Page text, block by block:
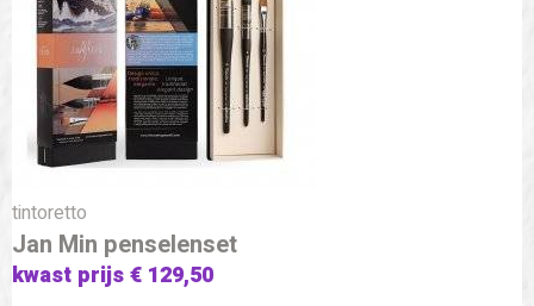
tintoretto
Jan Min penselenset
kwast prijs € 129,50